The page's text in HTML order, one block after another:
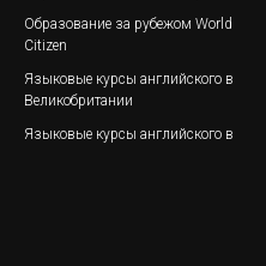
Образование за рубежом World
Citizen
Языковые курсы английского в
Великобритании
Языковые курсы английского в